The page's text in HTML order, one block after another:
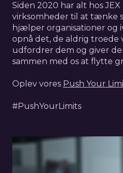
Siden 2020 har alt hos
virksomheder til at tænke
hjælper organisationer
opnå det, de aldrig troede
udfordrer dem og giver
sammen med os at flytte
Oplev vores Push Your
#PushYourLimits